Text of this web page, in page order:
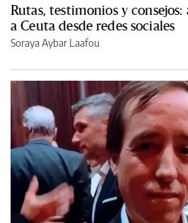
Rutas, testimonios y consejos:
a Ceuta desde redes sociales
Soraya Aybar Laafou